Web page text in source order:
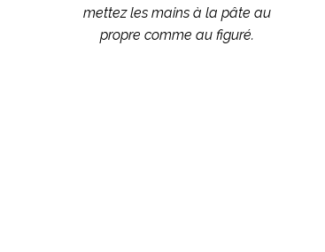
mettez les mains à la pâte au
propre comme au figuré.